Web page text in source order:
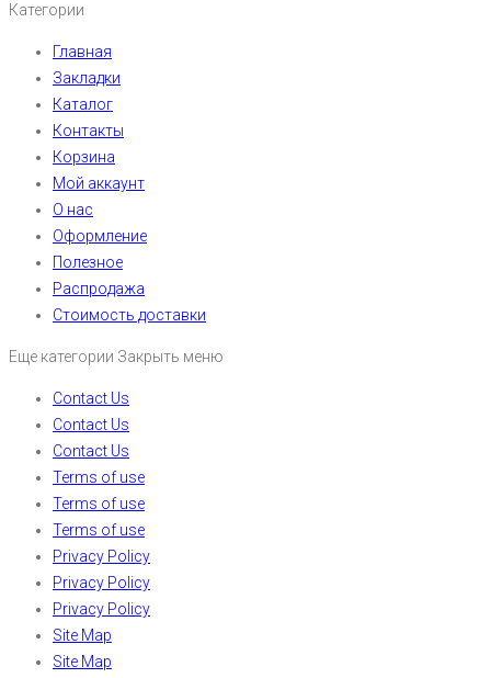
Категории
Главная
Закладки
Каталог
Контакты
Корзина
Мой аккаунт
О нас
Оформление
Полезное
Распродажа
Стоимость доставки
Еще категории Закрыть меню
Contact Us
Contact Us
Contact Us
Terms of use
Terms of use
Terms of use
Privacy Policy
Privacy Policy
Privacy Policy
Site Map
Site Map